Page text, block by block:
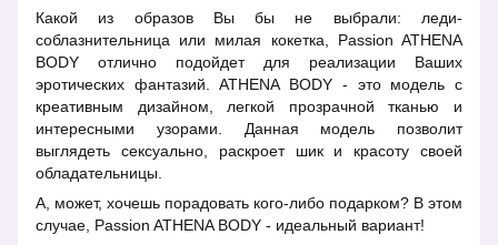
Какой из образов Вы бы не выбрали: леди-
соблазнительница или милая кокетка, Passion ATHENA
BODY отлично подойдет для реализации Ваших
эротических фантазий. ATHENA BODY - это модель с
креативным дизайном, легкой прозрачной тканью и
интересными узорами. Данная модель позволит
выглядеть сексуально, раскроет шик и красоту своей
обладательницы.
А, может, хочешь порадовать кого-либо подарком? В этом
случае, Passion ATHENA BODY - идеальный вариант!